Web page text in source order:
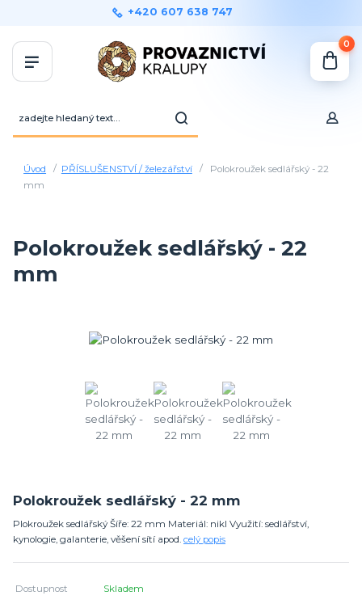
+420 607 638 747
0
Úvod PŘÍSLUŠENSTVÍ / železářství
Polokroužek sedlářský - 22
mm
Polokroužek sedlářský - 22
mm
Polokroužek sedlářský - 22 mm
Plokroužek sedlářský Šíře: 22 mm Materiál: nikl Využití: sedlářství,
kynologie, galanterie, věšení sítí apod. celý popis
Dostupnost Skladem